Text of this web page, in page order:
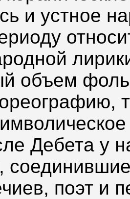
и устное
объем
Дебета у
поэт и